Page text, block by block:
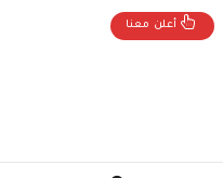
أعلن معنا